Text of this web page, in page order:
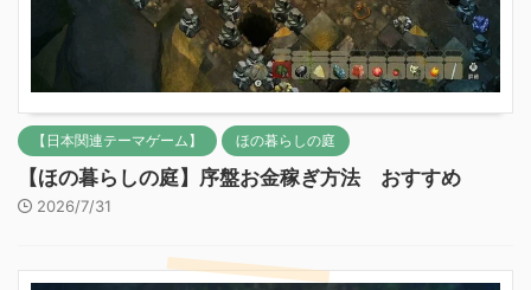
【日本関連テーマゲーム】 ほの暮らしの庭
【ほの暮らしの庭】序盤お金稼ぎ方法 おすすめ
2026/7/31